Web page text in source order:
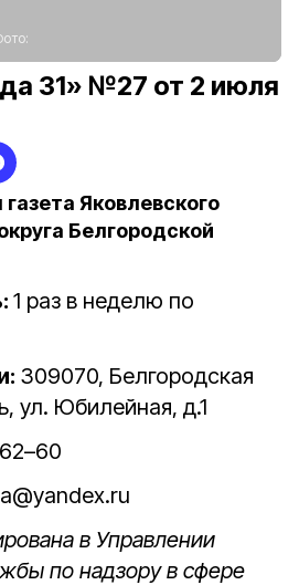
31» №27 от 2 июля
Яковлевского
Белгородской
1 раз в неделю по
309070, Белгородская
ул. Юбилейная, д.1
в Управлении
по надзору в сфере